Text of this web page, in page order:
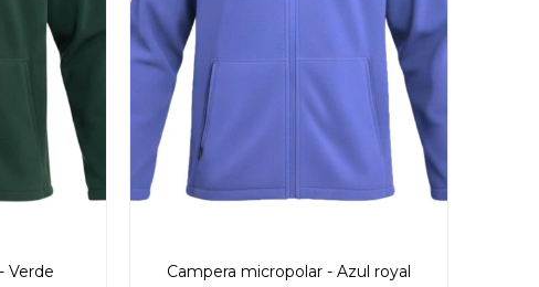
Verde
Campera micropolar - Azul royal